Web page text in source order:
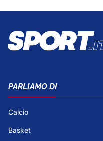
PARLIAMO DI
Calcio
Basket